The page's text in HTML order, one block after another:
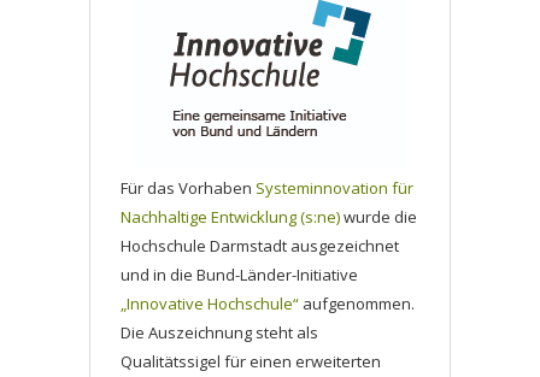
Für das Vorhaben Systeminnovation für
Nachhaltige Entwicklung (s:ne)wurde die
Hochschule Darmstadt ausgezeichnet
und in die Bund-Länder-Initiative
„Innovative Hochschule“ aufgenommen.
Die Auszeichnung steht als
Qualitätssigel für einen erweiterten